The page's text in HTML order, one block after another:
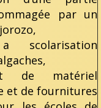
par un
de matériel
et de fournitures